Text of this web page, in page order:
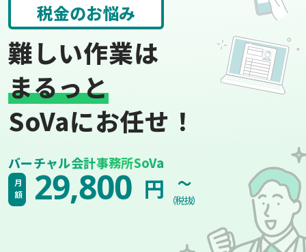
役所手続き 給与計算
難しい作業は
まるっと
SoVaにお任せ！
バーチャル会計事務所SoVa
月額 29,800 円 ~
（税抜）